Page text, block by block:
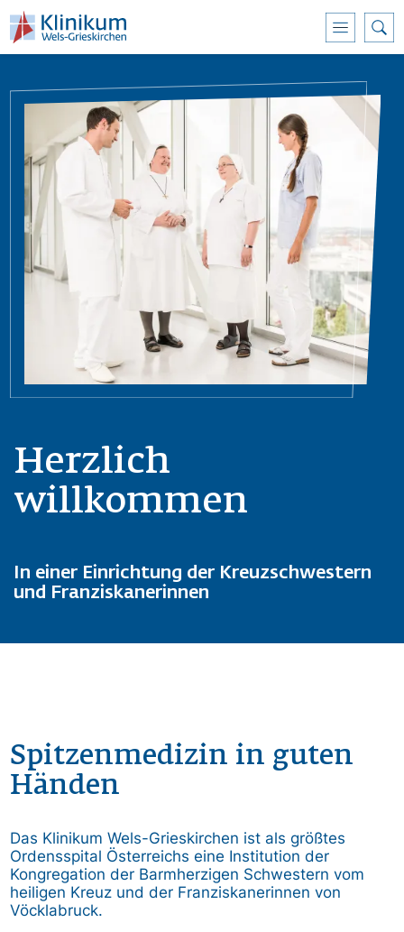
Direkt zum Inhalt
Herzlich
willkommen
In einer Einrichtung der Kreuzschwestern
und Franziskanerinnen
Bild
Spitzenmedizin in guten
Händen
Das Klinikum Wels-Grieskirchen ist als größtes
Ordensspital Österreichs eine Institution der
Kongregation der Barmherzigen Schwestern vom
heiligen Kreuz und der Franziskanerinnen von
Vöcklabruck.